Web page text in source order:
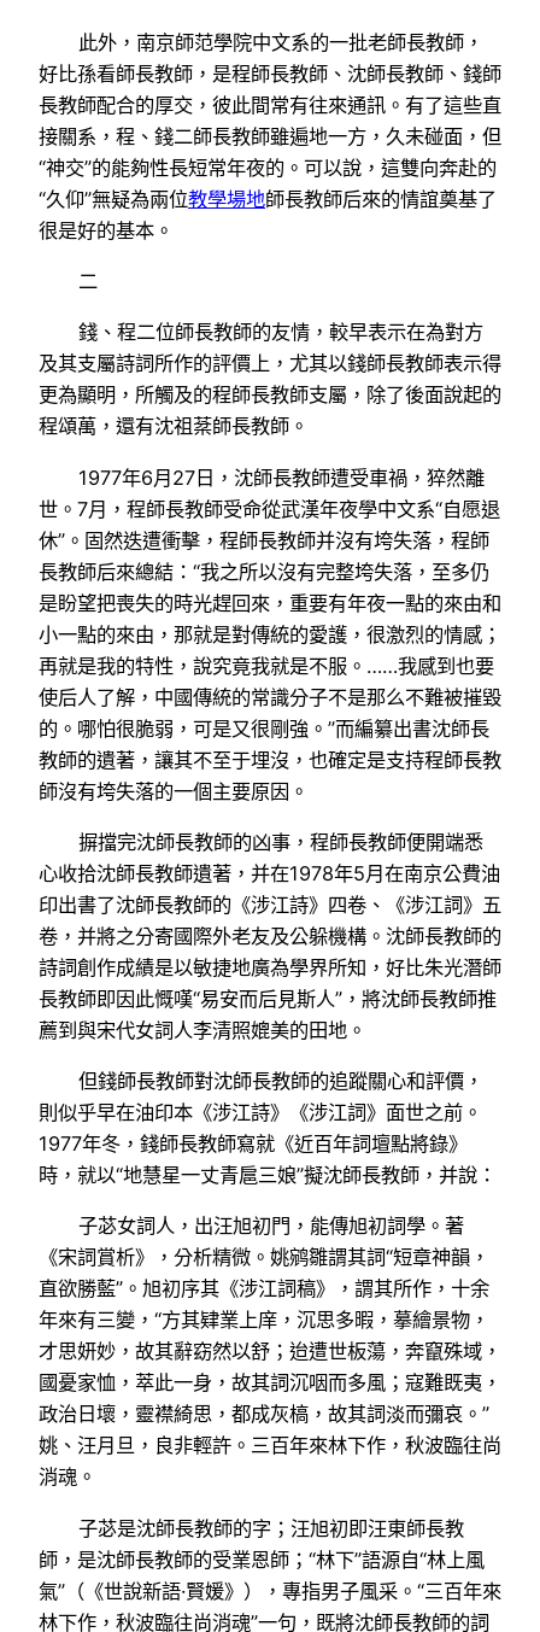
此外，南京師范學院中文系的一批老師長教師，
好比孫看師長教師，是程師長教師、沈師長教師、錢師
長教師配合的厚交，彼此間常有往來通訊。有了這些直
接關系，程、錢二師長教師雖遍地一方，久未碰面，但
“神交”的能夠性長短常年夜的。可以說，這雙向奔赴的
“久仰”無疑為兩位教學場地師長教師后來的情誼奠基了
很是好的基本。
二
錢、程二位師長教師的友情，較早表示在為對方
及其支屬詩詞所作的評價上，尤其以錢師長教師表示得
更為顯明，所觸及的程師長教師支屬，除了後面說起的
程頌萬，還有沈祖棻師長教師。
1977年6月27日，沈師長教師遭受車禍，猝然離
世。7月，程師長教師受命從武漢年夜學中文系“自愿退
休”。固然迭遭衝擊，程師長教師并沒有垮失落，程師
長教師后來總結：“我之所以沒有完整垮失落，至多仍
是盼望把喪失的時光趕回來，重要有年夜一點的來由和
小一點的來由，那就是對傳統的愛護，很激烈的情感；
再就是我的特性，說究竟我就是不服。……我感到也要
使后人了解，中國傳統的常識分子不是那么不難被摧毀
的。哪怕很脆弱，可是又很剛強。”而編纂出書沈師長
教師的遺著，讓其不至于埋沒，也確定是支持程師長教
師沒有垮失落的一個主要原因。
摒擋完沈師長教師的凶事，程師長教師便開端悉
心收拾沈師長教師遺著，并在1978年5月在南京公費油
印出書了沈師長教師的《涉江詩》四卷、《涉江詞》五
卷，并將之分寄國際外老友及公躲機構。沈師長教師的
詩詞創作成績是以敏捷地廣為學界所知，好比朱光潛師
長教師即因此慨嘆“易安而后見斯人”，將沈師長教師推
薦到與宋代女詞人李清照媲美的田地。
但錢師長教師對沈師長教師的追蹤關心和評價，
則似乎早在油印本《涉江詩》《涉江詞》面世之前。
1977年冬，錢師長教師寫就《近百年詞壇點將錄》
時，就以“地慧星一丈青扈三娘”擬沈師長教師，并說：
子苾女詞人，出汪旭初門，能傳旭初詞學。著
《宋詞賞析》，分析精微。姚鹓雛謂其詞“短章神韻，
直欲勝藍”。旭初序其《涉江詞稿》，謂其所作，十余
年來有三變，“方其肄業上庠，沉思多暇，摹繪景物，
才思妍妙，故其辭窈然以舒；迨遭世板蕩，奔竄殊域，
國憂家恤，萃此一身，故其詞沉咽而多風；寇難既夷，
政治日壞，靈襟綺思，都成灰槁，故其詞淡而彌哀。”
姚、汪月旦，良非輕許。三百年來林下作，秋波臨往尚
消魂。
子苾是沈師長教師的字；汪旭初即汪東師長教
師，是沈師長教師的受業恩師；“林下”語源自“林上風
氣”（《世說新語·賢媛》），專指男子風采。“三百年來
林下作，秋波臨往尚消魂”一句，既將沈師長教師的詞